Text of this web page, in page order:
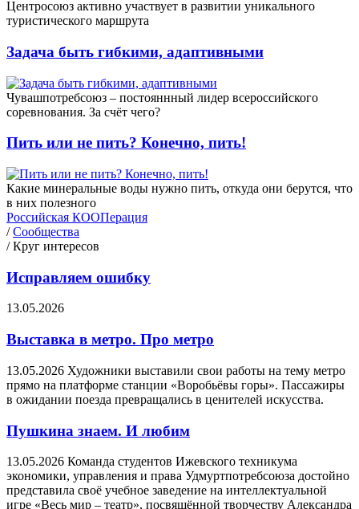
Центросоюз активно участвует в развитии уникального
туристического маршрута
Задача быть гибкими, адаптивными
Чувашпотребсоюз – постояннный лидер всероссийского
соревнования. За счёт чего?
Пить или не пить? Конечно, пить!
Какие минеральные воды нужно пить, откуда они берутся, что
в них полезного
Российская КООПерация
/ Сообщества
/ Круг интересов
Исправляем ошибку
13.05.2026
Выставка в метро. Про метро
13.05.2026 Художники выставили свои работы на тему метро
прямо на платформе станции «Воробьёвы горы». Пассажиры
в ожидании поезда превращались в ценителей искусства.
Пушкина знаем. И любим
13.05.2026 Команда студентов Ижевского техникума
экономики, управления и права Удмуртпотребсоюза достойно
представила своё учебное заведение на интеллектуальной
игре «Весь мир – театр», посвящённой творчеству Александра